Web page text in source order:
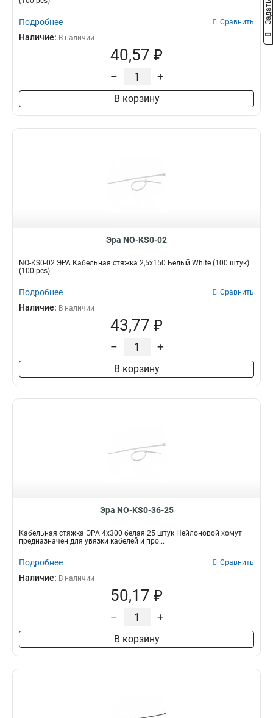
Подробнее Сравнить
Наличие: В наличии
40,57 ₽
– +
В корзину
Эра NO-KS0-02
NO-KS0-02 ЭРА Кабельная стяжка 2,5х150 Белый White (100 штук)
(100 pcs)
Подробнее Сравнить
Наличие: В наличии
43,77 ₽
– +
В корзину
Эра NO-KS0-36-25
Кабельная стяжка ЭРА 4x300 белая 25 штук Нейлоновой хомут
предназначен для увязки кабелей и про...
Подробнее Сравнить
Наличие: В наличии
50,17 ₽
– +
В корзину